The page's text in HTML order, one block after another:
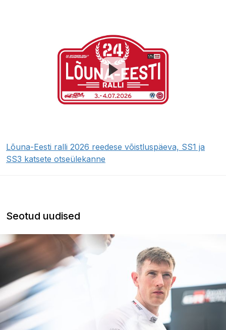
Lõuna-Eesti ralli 2026 reedese võistluspäeva, SS1 ja
SS3 katsete otseülekanne
Seotud uudised